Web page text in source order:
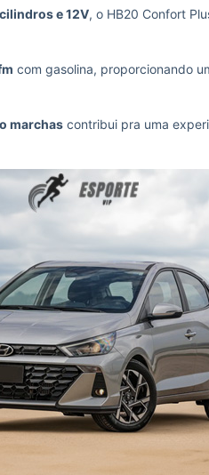
e 12V, o HB20 Confort
com gasolina, proporcionando
marchas contribui pra uma